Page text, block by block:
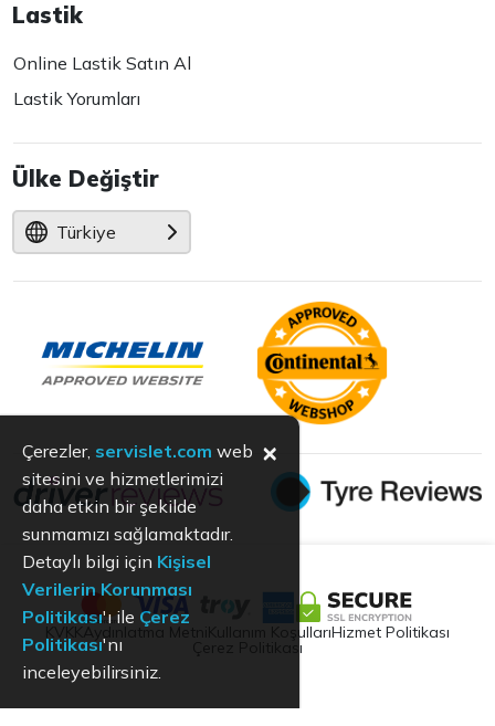
Lastik
Online Lastik Satın Al
Lastik Yorumları
Ülke Değiştir
Türkiye
Aydınlatma Metni Kullanım KoşullarıHizmet Politikası
Çerez Politikası
Çerezler, servislet.com web
sitesini ve hizmetlerimizi
daha etkin bir şekilde
sunmamızı sağlamaktadır.
Detaylı bilgi için Kişisel
Verilerin Korunması
Politikası'ı ile Çerez
Politikası'nı
inceleyebilirsiniz.
×